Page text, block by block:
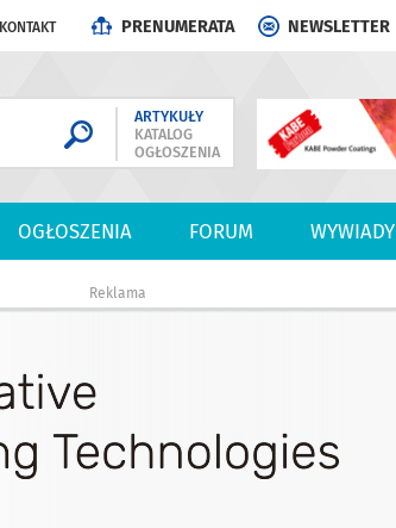
KONTAKT PRENUMERATA NEWSLETTER
ARTYKUŁY
KATALOG
OGŁOSZENIA
OGŁOSZENIA FORUM WYWIADY
Reklama